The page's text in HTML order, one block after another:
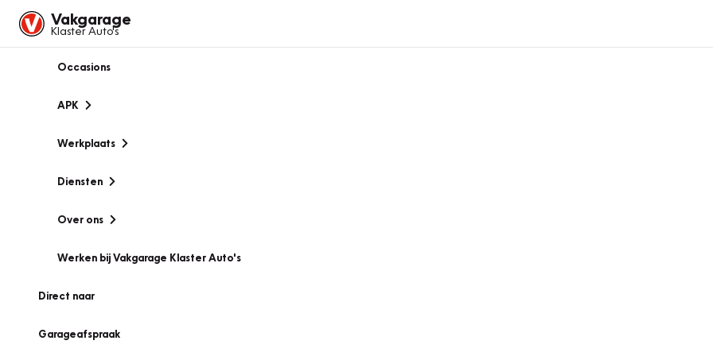
Vakgarage
Klaster Auto's
Occasions
APK
Werkplaats
Diensten
Over ons
Werken bij Vakgarage Klaster Auto's
Direct naar
Garageafspraak